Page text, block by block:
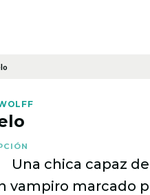
Una chica capaz
vampiro marcado